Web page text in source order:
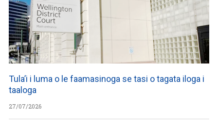
Tula’i i luma o le faamasinoga se tasi o tagata iloga i
taaloga
27/07/2026